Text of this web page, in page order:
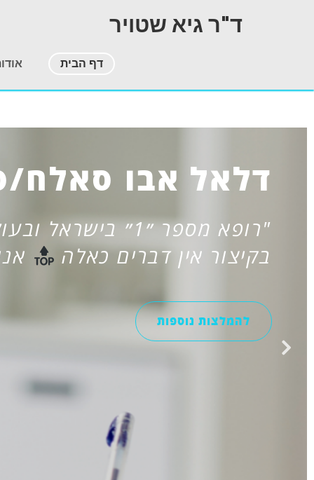
ד"ר גיא שטויר
דף הבית
נאדיה
"הרופא הכי הכי
פלאים"
למעבר להמלצות נוספות